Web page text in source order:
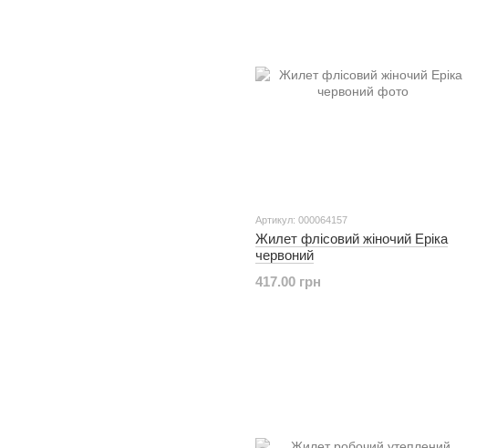
Артикул: 000064157
Жилет флісовий жіночий Еріка
червоний
417.00 грн